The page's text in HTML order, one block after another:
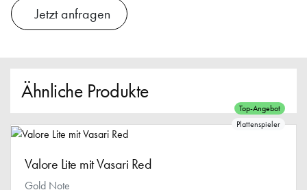
Jetzt anfragen
Ähnliche Produkte
Top-Angebot
Plattenspieler
Valore Lite mit Vasari Red
Gold Note